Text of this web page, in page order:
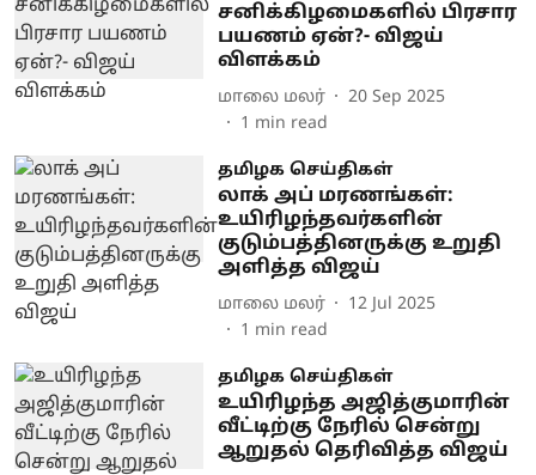
சனிக்கிழமைகளில் பிரசார
பயணம் ஏன்?- விஜய்
விளக்கம்
மாலை மலர்
20 Sep 2025
1 min read
தமிழக செய்திகள்
லாக் அப் மரணங்கள்:
உயிரிழந்தவர்களின்
குடும்பத்தினருக்கு உறுதி
அளித்த விஜய்
மாலை மலர்
12 Jul 2025
1 min read
தமிழக செய்திகள்
உயிரிழந்த அஜித்குமாரின்
வீட்டிற்கு நேரில் சென்று
ஆறுதல் தெரிவித்த விஜய்